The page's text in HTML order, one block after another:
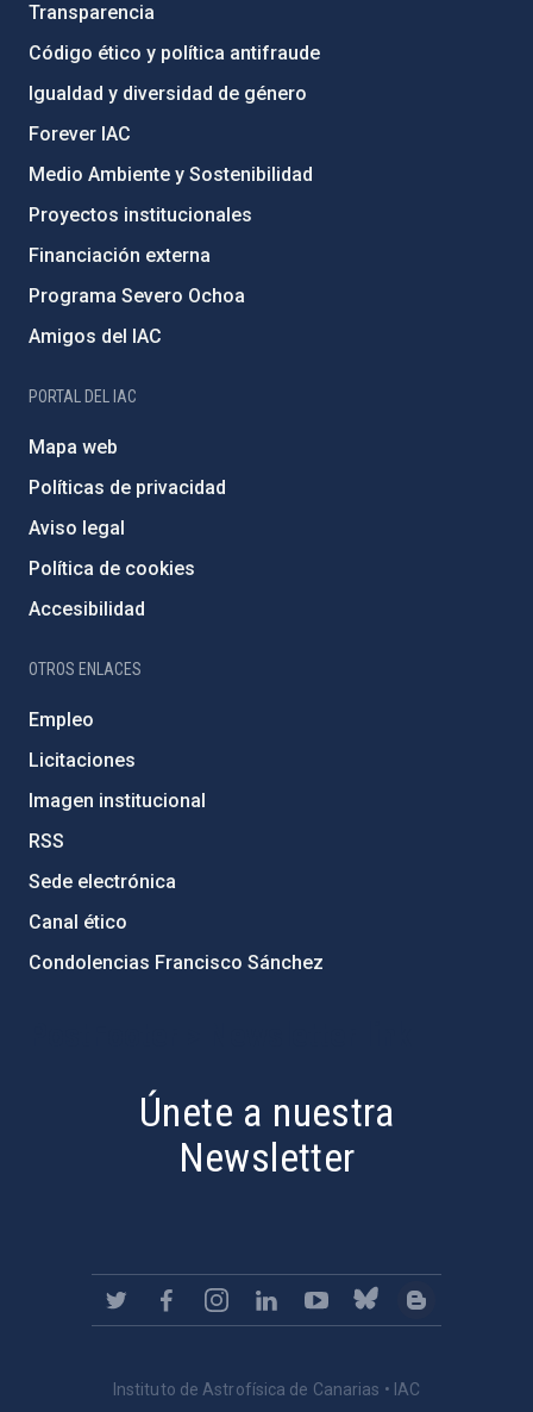
Transparencia
Código ético y política antifraude
Igualdad y diversidad de género
Forever IAC
Medio Ambiente y Sostenibilidad
Proyectos institucionales
Financiación externa
Programa Severo Ochoa
Amigos del IAC
PORTAL DEL IAC
Mapa web
Políticas de privacidad
Aviso legal
Política de cookies
Accesibilidad
OTROS ENLACES
Empleo
Licitaciones
Imagen institucional
RSS
Sede electrónica
Canal ético
Condolencias Francisco Sánchez
Únete a nuestra
Newsletter
Instituto de Astrofísica de Canarias • IAC